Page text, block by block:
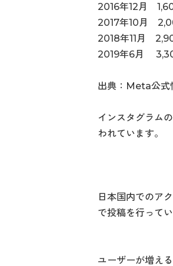
2016年12月
2017年10月
2018年11月
2019年6月
出典：Meta公式
インスタグラム
われています。
日本国内でのア
で投稿を行って
ユーザーが増え